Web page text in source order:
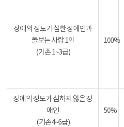
장애의 정도가 심한 장애인과
돌보는 사람 1인
(기존 1~3급)
100%
장애의 정도가 심하지 않은 장
애인
(기존4~6급)
50%